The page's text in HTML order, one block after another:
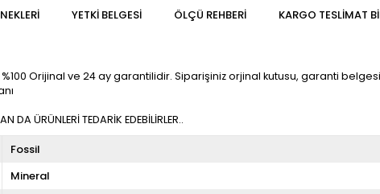
YETKİ BELGESİ ÖLÇÜ REHBERI KARGO TESLIMAT
%100 Orijinal ve 24 ay garantilidir. Siparişiniz orjinal kutusu, garanti
DA ÜRÜNLERİ TEDARİK EDEBİLİRLER..
Fossil
Mineral